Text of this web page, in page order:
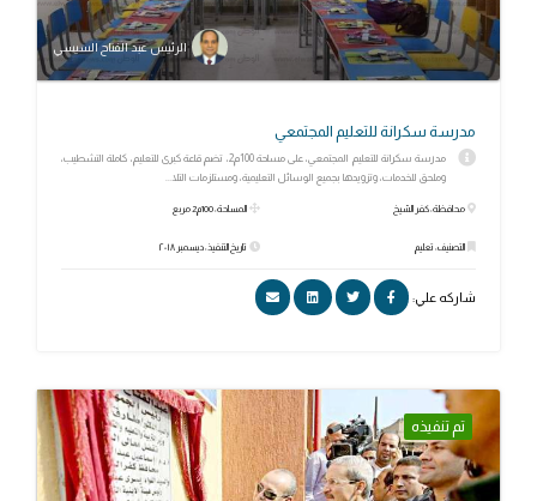
الرئيس عبد الفتاح السيسي
مدرسة سكرانة للتعليم المجتمعي
مدرسة سكرانة للتعليم المجتمعي، على مساحة 100م2، تضم قاعة كبرى للتعليم، كاملة التشطيب،
وملحق للخدمات، وتزويدها بجميع الوسائل التعليمية، ومستلزمات التلا...
محافظة: كفر الشيخ
التصنيف: تعليم
المساحة: 100م2 مربع
تاريخ التنفيذ: ديسمبر ٢٠١٨
شاركه علي:
تم تنفيذه